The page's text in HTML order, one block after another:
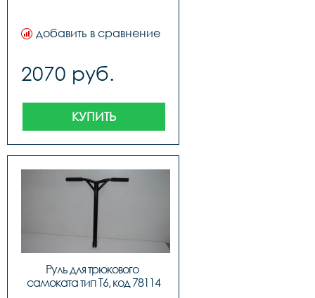
добавить в сравнение
2070 руб.
КУПИТЬ
Руль для трюкового
самоката тип T6, код 78114